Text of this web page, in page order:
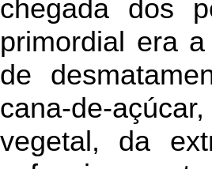
chegada dos
primordial era
de
cana-de-
vegetal, da